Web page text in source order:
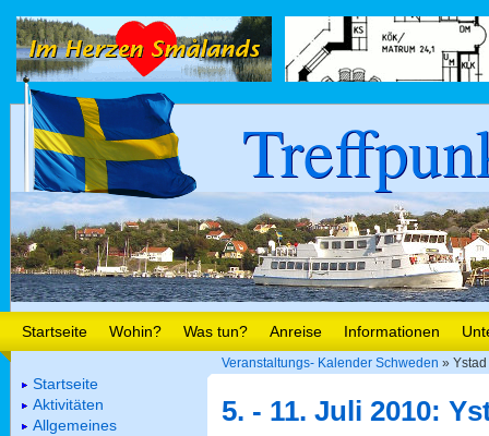
Startseite Wohin? Was tun? Anreise Informationen
Veranstaltungs- Kalender Schweden »
5. - 11. Juli 2010:
Startseite
Aktivitäten
Allgemeines